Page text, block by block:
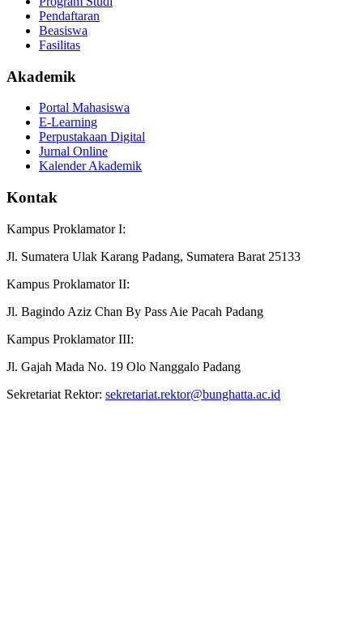
Pendaftaran
Beasiswa
Fasilitas
Akademik
Portal Mahasiswa
E-Learning
Perpustakaan Digital
Jurnal Online
Kalender Akademik
Kontak
Kampus Proklamator I:
Jl. Sumatera Ulak Karang Padang, Sumatera Barat 25133
Kampus Proklamator II:
Jl. Bagindo Aziz Chan By Pass Aie Pacah Padang
Kampus Proklamator III:
Jl. Gajah Mada No. 19 Olo Nanggalo Padang
Sekretariat Rektor: sekretariat.rektor@bunghatta.ac.id